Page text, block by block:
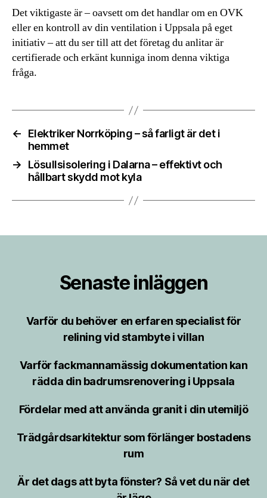
Det viktigaste är – oavsett om det handlar om en OVK
eller en kontroll av din ventilation i Uppsala på eget
initiativ – att du ser till att det företag du anlitar är
certifierade och erkänt kunniga inom denna viktiga
fråga.
←
Elektriker Norrköping – så farligt är det i
hemmet
→
Lösullsisolering i Dalarna – effektivt och
hållbart skydd mot kyla
Senaste inläggen
Varför du behöver en erfaren specialist för
relining vid stambyte i villan
Varför fackmannamässig dokumentation kan
rädda din badrumsrenovering i Uppsala
Fördelar med att använda granit i din utemiljö
Trädgårdsarkitektur som förlänger bostadens
rum
Är det dags att byta fönster? Så vet du när det